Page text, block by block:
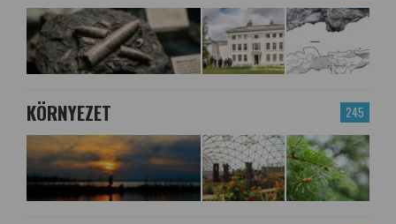
245
KÖRNYEZET